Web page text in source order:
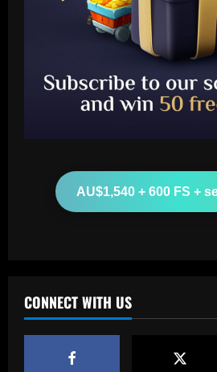
AU$1,540 + 600 FS +
CONNECT WITH US
Baccarat
'It’s a real honor'
Peyton Manning
Baccarat
Southampton
Baccarat
After Barkley:
12/09/2025